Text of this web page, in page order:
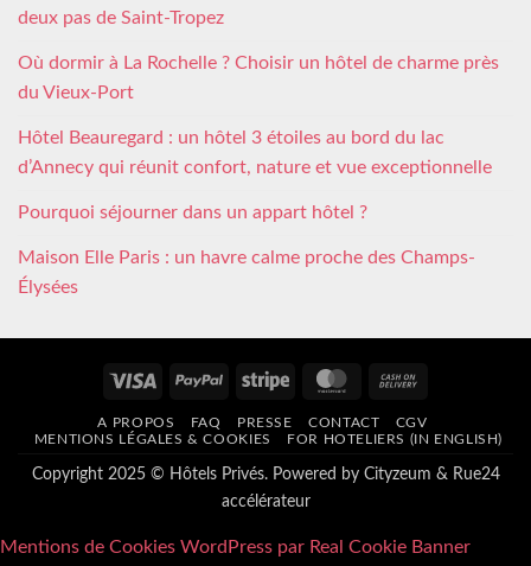
deux pas de Saint-Tropez
Où dormir à La Rochelle ? Choisir un hôtel de charme près
du Vieux-Port
Hôtel Beauregard : un hôtel 3 étoiles au bord du lac
d’Annecy qui réunit confort, nature et vue exceptionnelle
Pourquoi séjourner dans un appart hôtel ?
Maison Elle Paris : un havre calme proche des Champs-
Élysées
Visa PayPal Stripe MasterCard
Delivery
A PROPOS FAQ PRESSE CONTACT
CGV
MENTIONS LÉGALES & COOKIES
FOR HOTELIERS (IN ENGLISH)
Copyright 2025 © Hôtels Privés. Powered by Cityzeum & Rue24
accélérateur
Mentions de Cookies WordPress par Real Cookie Banner